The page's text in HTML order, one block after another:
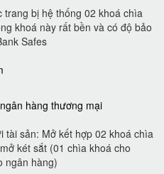
trang bị hệ thống 02 khoá chìa
khoá này rất bền và có độ bảo
Safes
tài sản: Mở kết hợp 02 khoá chìa
két sắt (01 chìa khoá cho
ngân hàng)